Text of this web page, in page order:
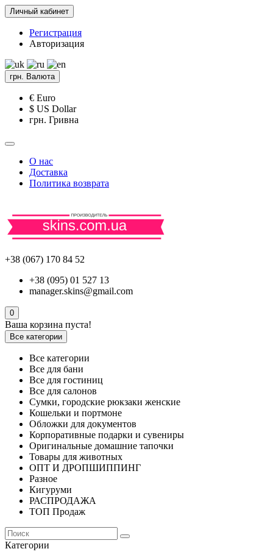
Личный кабинет
Регистрация
Авторизация
грн. Валюта
€ Euro
$ US Dollar
грн. Гривна
О нас
Доставка
Политика возврата
+38 (067) 170 84 52
+38 (095) 01 527 13
manager.skins@gmail.com
0
Ваша корзина пуста!
Все категории
Все категории
Все для бани
Все для гостиниц
Все для салонов
Сумки, городские рюкзаки женские
Кошельки и портмоне
Обложки для документов
Корпоративные подарки и сувениры
Оригинальные домашние тапочки
Товары для животных
ОПТ И ДРОПШИППИНГ
Разное
Кигуруми
РАСПРОДАЖА
ТОП Продаж
Категории